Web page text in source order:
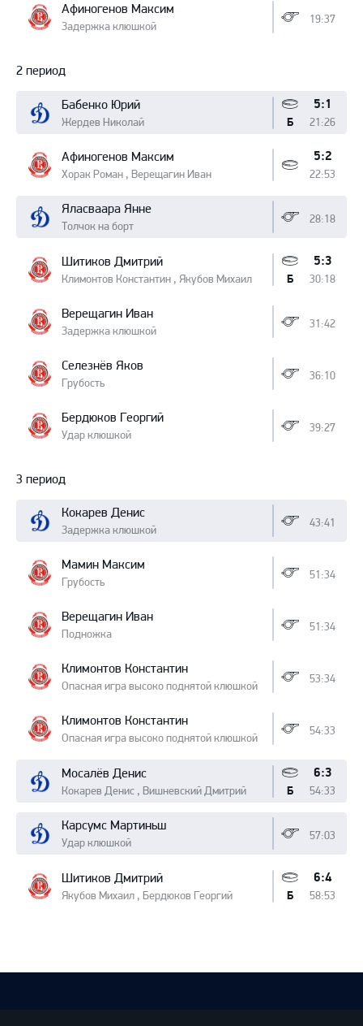
Афиногенов Максим
Задержка клюшкой
19:37
2 период
Бабенко Юрий
Жердев Николай
5:1
21:26
Б
Афиногенов Максим
Хорак Роман , Верещагин Иван
5:2
22:53
Яласваара Янне
Толчок на борт
28:18
Шитиков Дмитрий
Климонтов Константин , Якубов Михаил
5:3
30:18
Б
Верещагин Иван
Задержка клюшкой
31:42
Селезнёв Яков
Грубость
36:10
Бердюков Георгий
Удар клюшкой
39:27
3 период
Кокарев Денис
Задержка клюшкой
43:41
Мамин Максим
Грубость
51:34
Верещагин Иван
Подножка
51:34
Климонтов Константин
Опасная игра высоко поднятой клюшкой
53:34
Климонтов Константин
Опасная игра высоко поднятой клюшкой
54:33
Мосалёв Денис
Кокарев Денис , Вишневский Дмитрий
6:3
54:33
Б
Карсумс Мартиньш
Удар клюшкой
57:03
Шитиков Дмитрий
Якубов Михаил , Бердюков Георгий
6:4
58:53
Б